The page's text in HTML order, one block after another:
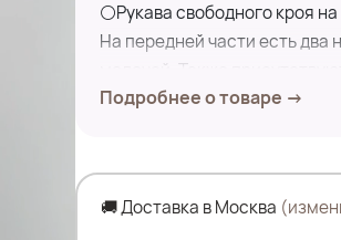
⚪Рукава свободного кроя
На передней части есть два
мелочей. Также
посадку.
Подробнее о товаре →
🚚 Доставка в Москва